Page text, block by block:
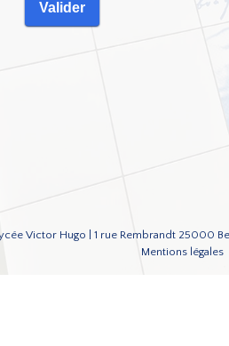
Victor Hugo | 1 rue Rembrandt 25000
Mentions légales